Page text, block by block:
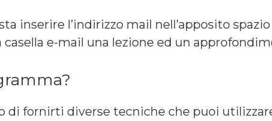
inserire l’indirizzo mail nell’apposito
e-mail una lezione ed un
di fornirti diverse tecniche che puoi